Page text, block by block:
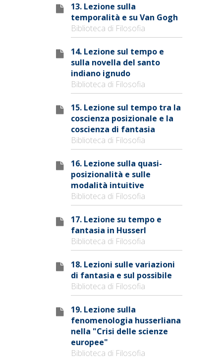
13. Lezione sulla
temporalità e su Van Gogh
Biblioteca di Filosofia
14. Lezione sul tempo e
sulla novella del santo
indiano ignudo
Biblioteca di Filosofia
15. Lezione sul tempo tra la
coscienza posizionale e la
coscienza di fantasia
Biblioteca di Filosofia
16. Lezione sulla quasi-
posizionalità e sulle
modalità intuitive
Biblioteca di Filosofia
17. Lezione su tempo e
fantasia in Husserl
Biblioteca di Filosofia
18. Lezioni sulle variazioni
di fantasia e sul possibile
Biblioteca di Filosofia
19. Lezione sulla
fenomenologia husserliana
nella "Crisi delle scienze
europee"
Biblioteca di Filosofia